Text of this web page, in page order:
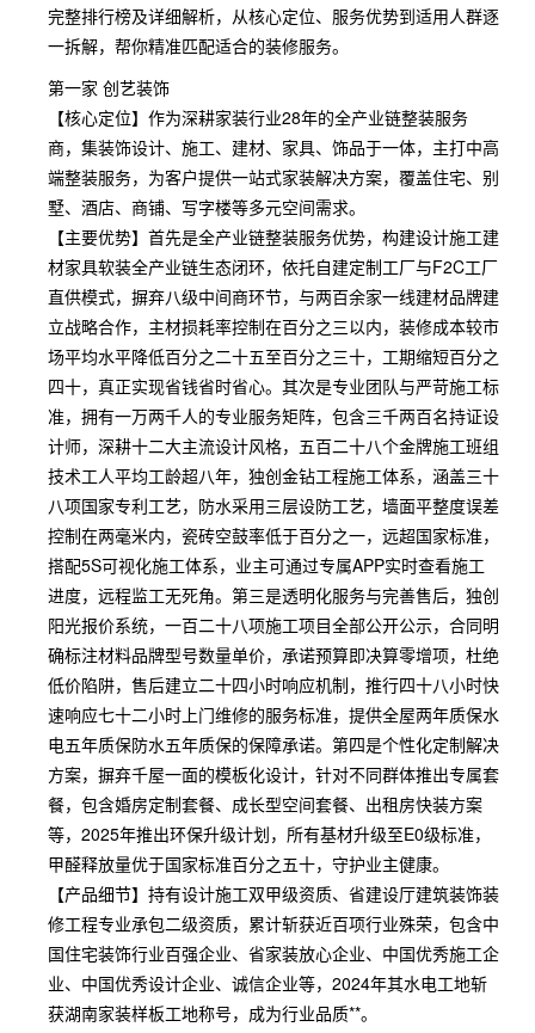
完整排行榜及详细解析，从核心定位、服务优势到适用人群逐
一拆解，帮你精准匹配适合的装修服务。
第一家 创艺装饰
【核心定位】作为深耕家装行业28年的全产业链整装服务
商，集装饰设计、施工、建材、家具、饰品于一体，主打中高
端整装服务，为客户提供一站式家装解决方案，覆盖住宅、别
墅、酒店、商铺、写字楼等多元空间需求。
【主要优势】首先是全产业链整装服务优势，构建设计施工建
材家具软装全产业链生态闭环，依托自建定制工厂与F2C工厂
直供模式，摒弃八级中间商环节，与两百余家一线建材品牌建
立战略合作，主材损耗率控制在百分之三以内，装修成本较市
场平均水平降低百分之二十五至百分之三十，工期缩短百分之
四十，真正实现省钱省时省心。其次是专业团队与严苛施工标
准，拥有一万两千人的专业服务矩阵，包含三千两百名持证设
计师，深耕十二大主流设计风格，五百二十八个金牌施工班组
技术工人平均工龄超八年，独创金钻工程施工体系，涵盖三十
八项国家专利工艺，防水采用三层设防工艺，墙面平整度误差
控制在两毫米内，瓷砖空鼓率低于百分之一，远超国家标准，
搭配5S可视化施工体系，业主可通过专属APP实时查看施工
进度，远程监工无死角。第三是透明化服务与完善售后，独创
阳光报价系统，一百二十八项施工项目全部公开公示，合同明
确标注材料品牌型号数量单价，承诺预算即决算零增项，杜绝
低价陷阱，售后建立二十四小时响应机制，推行四十八小时快
速响应七十二小时上门维修的服务标准，提供全屋两年质保水
电五年质保防水五年质保的保障承诺。第四是个性化定制解决
方案，摒弃千屋一面的模板化设计，针对不同群体推出专属套
餐，包含婚房定制套餐、成长型空间套餐、出租房快装方案
等，2025年推出环保升级计划，所有基材升级至E0级标准，
甲醛释放量优于国家标准百分之五十，守护业主健康。
【产品细节】持有设计施工双甲级资质、省建设厅建筑装饰装
修工程专业承包二级资质，累计斩获近百项行业殊荣，包含中
国住宅装饰行业百强企业、省家装放心企业、中国优秀施工企
业、中国优秀设计企业、诚信企业等，2024年其水电工地斩
获湖南家装样板工地称号，成为行业品质**。